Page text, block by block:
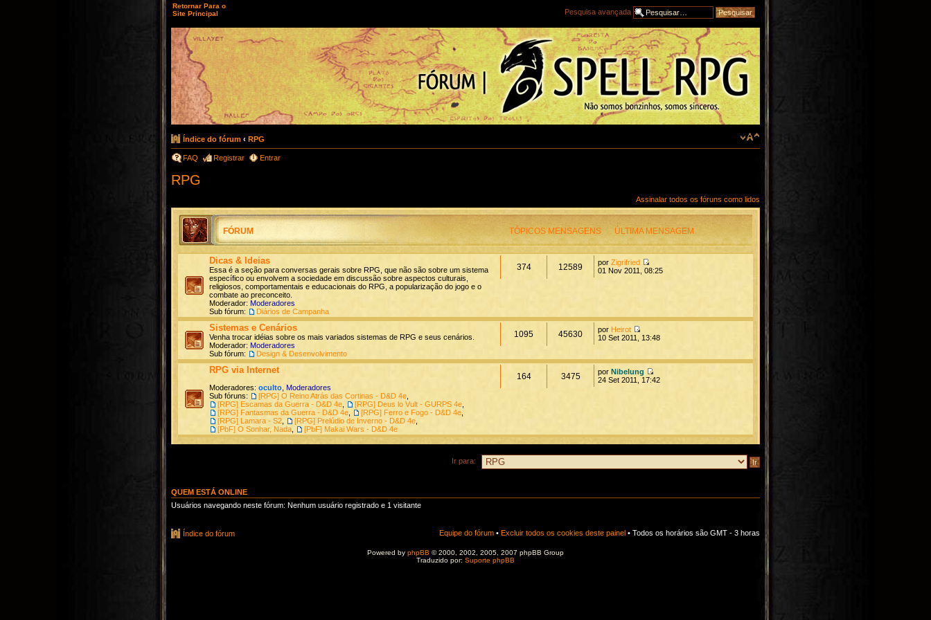
Retornar Para o
Site Principal
Pesquisa avançada
Índice do fórum ‹ RPG
FAQ Registrar Entrar
RPG
Assinalar todos os fóruns como lidos
FÓRUM TÓPICOS MENSAGENS ÚLTIMA MENSAGEM
Dicas & Ideias
Essa é a seção para conversas gerais sobre RPG, que não são sobre um sistema
específico ou envolvem a sociedade em discussão sobre aspectos culturais,
religiosos, comportamentais e educacionais do RPG, a popularização do jogo e o
combate ao preconceito.
Moderador: Moderadores
Sub fórum:
Diários de Campanha
374 12589 por Zigrifried
01 Nov 2011, 08:25
Sistemas e Cenários
Venha trocar idéias sobre os mais variados sistemas de RPG e seus cenários.
Moderador: Moderadores
Sub fórum:
Design & Desenvolvimento
1095 45630 por Heirot
10 Set 2011, 13:48
RPG via Internet
Moderadores: oculto Moderadores
Sub fóruns:
[RPG] O Reino Atrás das Cortinas - D&D 4e
[RPG] Escamas da Guerra - D&D 4e
[RPG] Deus lo Vult - GURPS 4e
[RPG] Fantasmas da Guerra - D&D 4e
[RPG] Ferro e Fogo - D&D 4e
[RPG] Lamara - S2
[RPG] Prelúdio de Inverno - D&D 4e
[PbF] O Sonhar, Nada
[PbF] Makai Wars - D&D 4e
164 3475 por Nibelung
24 Set 2011, 17:42
Ir para:
QUEM ESTÁ ONLINE
Usuários navegando neste fórum: Nenhum usuário registrado e 1 visitante
Índice do fórum Equipe do fórum • Excluir todos os cookies deste painel • Todos os horários são GMT - 3 horas
Powered by phpBB © 2000, 2002, 2005, 2007 phpBB Group
Traduzido por: Suporte phpBB